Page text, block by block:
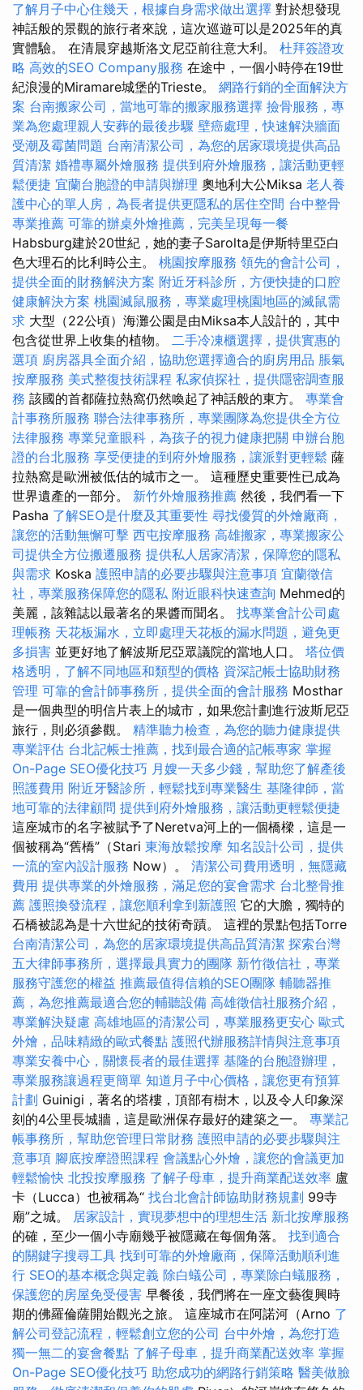
了解月子中心住幾天，根據自身需求做出選擇 對於想發現
神話般的景觀的旅行者來說，這次巡遊可以是2025年的真
實體驗。 在清晨穿越斯洛文尼亞前往意大利。 杜拜簽證攻
略 高效的SEO Company服務 在途中，一個小時停在19世
紀浪漫的Miramare城堡的Trieste。 網路行銷的全面解決方
案 台南搬家公司，當地可靠的搬家服務選擇 撿骨服務，專
業為您處理親人安葬的最後步驟 壁癌處理，快速解決牆面
受潮及霉菌問題 台南清潔公司，為您的居家環境提供高品
質清潔 婚禮專屬外燴服務 提供到府外燴服務，讓活動更輕
鬆便捷 宜蘭台胞證的申請與辦理 奧地利大公Miksa 老人養
護中心的單人房，為長者提供更隱私的居住空間 台中整骨
專業推薦 可靠的辦桌外燴推薦，完美呈現每一餐
Habsburg建於20世紀，她的妻子Sarolta是伊斯特里亞白
色大理石的比利時公主。 桃園按摩服務 領先的會計公司，
提供全面的財務解決方案 附近牙科診所，方便快捷的口腔
健康解決方案 桃園滅鼠服務，專業處理桃園地區的滅鼠需
求 大型（22公頃）海灘公園是由Miksa本人設計的，其中
包含從世界上收集的植物。 二手冷凍櫃選擇，提供實惠的
選項 廚房器具全面介紹，協助您選擇適合的廚房用品 脹氣
按摩服務 美式整復技術課程 私家偵探社，提供隱密調查服
務 該國的首都薩拉熱窩仍然喚起了神話般的東方。 專業會
計事務所服務 聯合法律事務所，專業團隊為您提供全方位
法律服務 專業兒童眼科，為孩子的視力健康把關 申辦台胞
證的台北服務 享受便捷的到府外燴服務，讓派對更輕鬆 薩
拉熱窩是歐洲被低估的城市之一。 這種歷史重要性已成為
世界遺產的一部分。 新竹外燴服務推薦 然後，我們看一下
Pasha 了解SEO是什麼及其重要性 尋找優質的外燴廠商，
讓您的活動無懈可擊 西屯按摩服務 高雄搬家，專業搬家公
司提供全方位搬遷服務 提供私人居家清潔，保障您的隱私
與需求 Koska 護照申請的必要步驟與注意事項 宜蘭徵信
社，專業服務保障您的隱私 附近眼科快速查詢 Mehmed的
美麗，該雜誌以最著名的果醬而聞名。 找專業會計公司處
理帳務 天花板漏水，立即處理天花板的漏水問題，避免更
多損害 並更好地了解波斯尼亞眾議院的當地人口。 塔位價
格透明，了解不同地區和類型的價格 資深記帳士協助財務
管理 可靠的會計師事務所，提供全面的會計服務 Mosthar
是一個典型的明信片表上的城市，如果您計劃進行波斯尼亞
旅行，則必須參觀。 精準聽力檢查，為您的聽力健康提供
專業評估 台北記帳士推薦，找到最合適的記帳專家 掌握
On-Page SEO優化技巧 月嫂一天多少錢，幫助您了解產後
照護費用 附近牙醫診所，輕鬆找到專業醫生 基隆律師，當
地可靠的法律顧問 提供到府外燴服務，讓活動更輕鬆便捷
這座城市的名字被賦予了Neretva河上的一個橋樑，這是一
個被稱為“舊橋”（Stari 東海放鬆按摩 知名設計公司，提供
一流的室內設計服務 Now）。 清潔公司費用透明，無隱藏
費用 提供專業的外燴服務，滿足您的宴會需求 台北整骨推
薦 護照換發流程，讓您順利拿到新護照 它的大膽，獨特的
石橋被認為是十六世紀的技術奇蹟。 這裡的景點包括Torre
台南清潔公司，為您的居家環境提供高品質清潔 探索台灣
五大律師事務所，選擇最具實力的團隊 新竹徵信社，專業
服務守護您的權益 推薦最值得信賴的SEO團隊 輔聽器推
薦，為您推薦最適合您的輔聽設備 高雄徵信社服務介紹，
專業解決疑慮 高雄地區的清潔公司，專業服務更安心 歐式
外燴，品味精緻的歐式餐點 護照代辦服務詳情與注意事項
專業安養中心，關懷長者的最佳選擇 基隆的台胞證辦理，
專業服務讓過程更簡單 知道月子中心價格，讓您更有預算
計劃 Guinigi，著名的塔樓，頂部有樹木，以及令人印象深
刻的4公里長城牆，這是歐洲保存最好的建築之一。 專業記
帳事務所，幫助您管理日常財務 護照申請的必要步驟與注
意事項 腳底按摩證照課程 會議點心外燴，讓您的會議更加
輕鬆愉快 北投按摩服務 了解子母車，提升商業配送效率 盧
卡（Lucca）也被稱為“ 找台北會計師協助財務規劃 99寺
廟”之城。 居家設計，實現夢想中的理想生活 新北按摩服務
的確，至少一個小寺廟幾乎被隱藏在每個角落。 找到適合
的關鍵字搜尋工具 找到可靠的外燴廠商，保障活動順利進
行 SEO的基本概念與定義 除白蟻公司，專業除白蟻服務，
保護您的房屋免受侵害 早餐後，我們將在一座文藝復興時
期的佛羅倫薩開始觀光之旅。 這座城市在阿諾河（Arno 了
解公司登記流程，輕鬆創立您的公司 台中外燴，為您打造
獨一無二的宴會餐點 了解子母車，提升商業配送效率 掌握
On-Page SEO優化技巧 助您成功的網路行銷策略 醫美做臉